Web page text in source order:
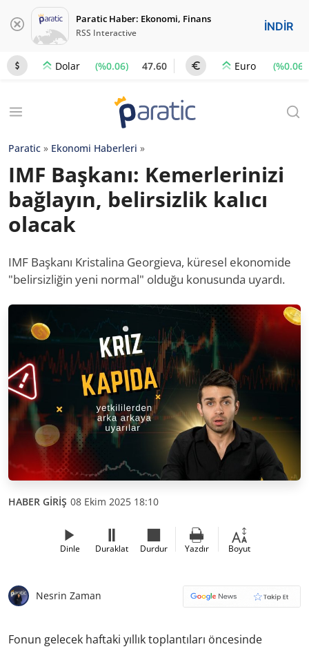
Paratic Haber: Ekonomi, Finans
RSS Interactive İNDİR
Dolar (%0.06) 47.60 Euro (%0.06)
Paratic » Ekonomi Haberleri »
IMF Başkanı: Kemerlerinizi
bağlayın, belirsizlik kalıcı
olacak
IMF Başkanı Kristalina Georgieva, küresel ekonomide
"belirsizliğin yeni normal" olduğu konusunda uyardı.
HABER GİRİŞ 08 Ekim 2025 18:10
Dinle Duraklat Durdur Yazdır Boyut
Nesrin Zaman
Fonun gelecek haftaki yıllık toplantıları öncesinde